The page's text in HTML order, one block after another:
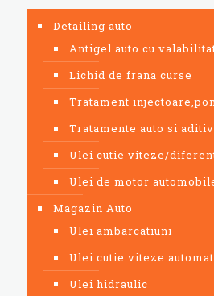
Detailing auto
Antigel auto cu
Lichid de frana curse
Tratament
Tratamente auto si
Ulei cutie viteze/
Ulei de motor
Magazin Auto
Ulei ambarcatiuni
Ulei cutie viteze
Ulei hidraulic